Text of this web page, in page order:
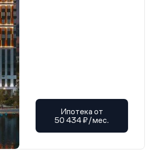
Ипотека от
50 434 ₽/мес.